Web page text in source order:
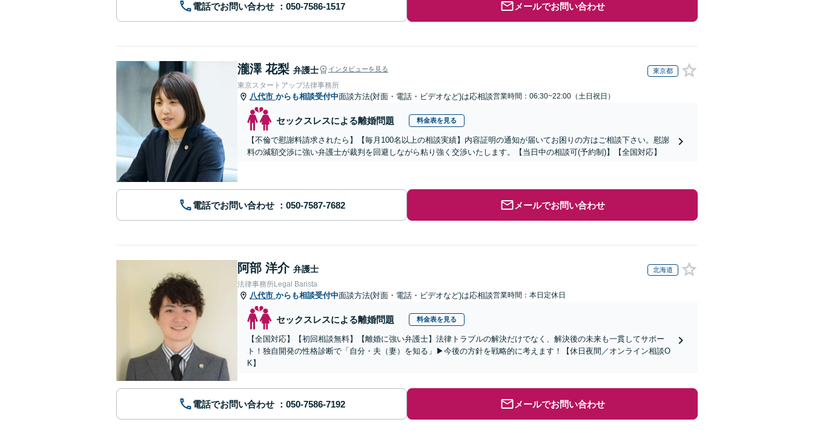
電話でお問い合わせ メールでお問い合わせ
瀧澤 花梨 弁護士 インタビューを見る 東京都
東京スタートアップ法律事務所
八代市 からも相談受付中面談方法(対面・電話・ビデオなど)は応相談営業時間：06:30~22:00（土日祝日）
セックスレスによる離婚問題 料金表を見る
【不倫で慰謝料請求されたら】【毎月100名以上の相談実績】内容証明の通知が届いてお困りの方はご相談下さい。慰謝
料の減額交渉に強い弁護士が裁判を回避しながら粘り強く交渉いたします。【当日中の相談可(予約制)】【全国対応】
電話でお問い合わせ メールでお問い合わせ
阿部 洋介 弁護士 北海道
法律事務所Legal Barista
八代市 からも相談受付中面談方法(対面・電話・ビデオなど)は応相談営業時間：本日定休日
セックスレスによる離婚問題 料金表を見る
【全国対応】【初回相談無料】【離婚に強い弁護士】法律トラブルの解決だけでなく、解決後の未来も一貫してサポー
ト！独自開発の性格診断で「自分・夫（妻）を知る」▶︎今後の方針を戦略的に考えます！【休日夜間／オンライン相談O
K】
電話でお問い合わせ メールでお問い合わせ